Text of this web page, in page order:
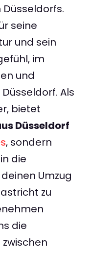
seine
und sein
im
und
Als
bietet
Düsseldorf
, sondern
die
Umzug
zu
die